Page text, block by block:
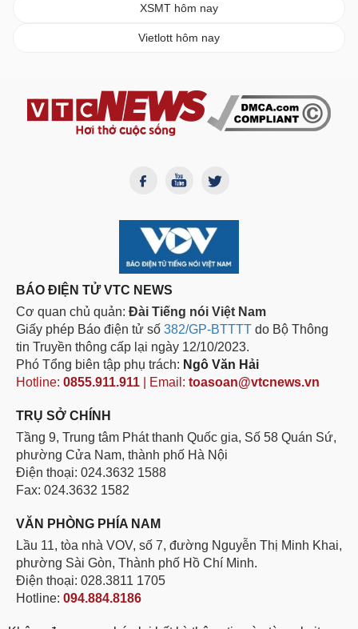
XSMT hôm nay
Vietlott hôm nay
BÁO ĐIỆN TỬ VTC NEWS
Cơ quan chủ quản: Đài Tiếng nói Việt Nam
Giấy phép Báo điện tử số 382/GP-BTTTT do Bộ Thông
tin Truyền thông cấp lại ngày 12/10/2023.
Phó Tổng biên tập phụ trách: Ngô Văn Hải
Hotline: 0855.911.911 | Email: toasoan@vtcnews.vn
TRỤ SỞ CHÍNH
Tầng 9, Trung tâm Phát thanh Quốc gia, Số 58 Quán Sứ,
phường Cửa Nam, thành phố Hà Nội
Điện thoại: 024.3632 1588
Fax: 024.3632 1582
VĂN PHÒNG PHÍA NAM
Lầu 11, tòa nhà VOV, số 7, đường Nguyễn Thị Minh Khai,
phường Sài Gòn, Thành phố Hồ Chí Minh.
Điện thoại: 028.3811 1705
Hotline: 094.884.8186